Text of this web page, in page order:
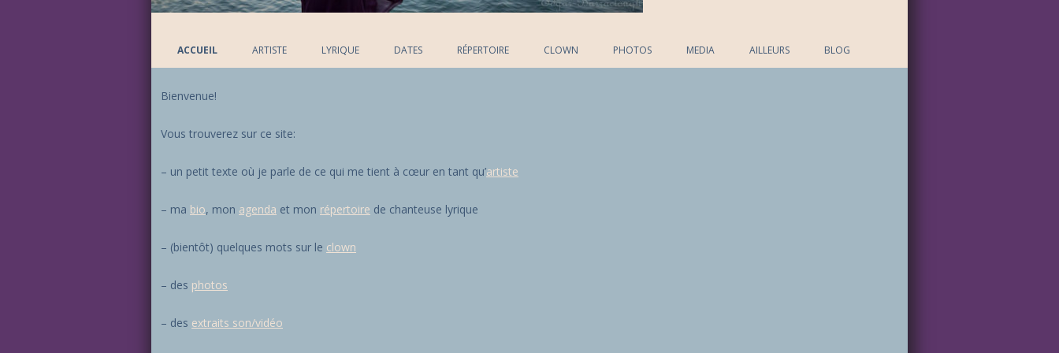
ACCUEIL ARTISTE LYRIQUE DATES RÉPERTOIRE CLOWN PHOTOS MEDIA AILLEURS BLOG
Bienvenue!
Vous trouverez sur ce site:
– un petit texte où je parle de ce qui me tient à cœur en tant qu’artiste
– ma bio, mon agenda et mon répertoire de chanteuse lyrique
– (bientôt) quelques mots sur le clown
– des photos
– des extraits son/vidéo